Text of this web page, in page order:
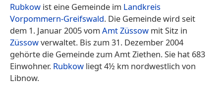
Rubkow ist eine Gemeinde im Landkreis
Vorpommern-Greifswald. Die Gemeinde wird seit
dem 1. Januar 2005 vom Amt Züssow mit Sitz in
Züssowverwaltet. Bis zum 31. Dezember 2004
gehörte die Gemeinde zum Amt Ziethen. Sie hat 683
Einwohner. Rubkow liegt 4½ km nordwestlich von
Libnow.